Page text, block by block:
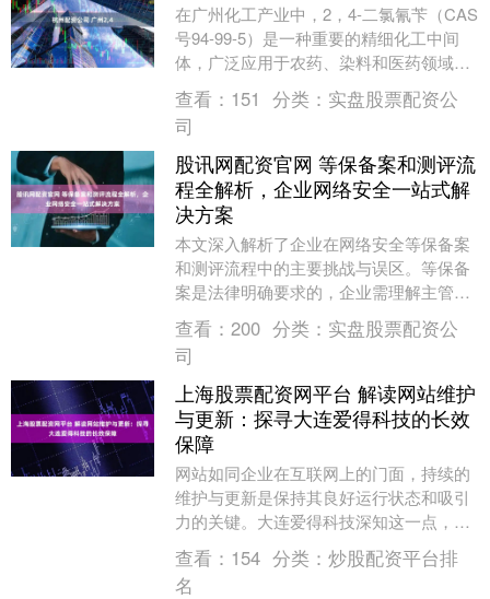
在广州化工产业中，2，4-二氯氰苄（CAS
号94-99-5）是一种重要的精细化工中间
体，广泛应用于农药、染料和医药领域。
作为小编，今天想和大家聊聊这种化合物
的生....
查看： 151 分类： 实盘股票配资公
司
股讯网配资官网 等保备案和测评流
程全解析，企业网络安全一站式解
决方案
本文深入解析了企业在网络安全等保备案
和测评流程中的主要挑战与误区。等保备
案是法律明确要求的，企业需理解主管单
位的选择及材料准备的重要性。测评环节
则是保障安全的关....
查看： 200 分类： 实盘股票配资公
司
上海股票配资网平台 解读网站维护
与更新：探寻大连爱得科技的长效
保障
网站如同企业在互联网上的门面，持续的
维护与更新是保持其良好运行状态和吸引
力的关键。大连爱得科技深知这一点，构
建了全面且长效的网站维护与更新保障机
制。 系统监控与....
查看： 154 分类： 炒股配资平台排
名